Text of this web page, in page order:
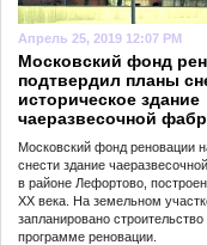
Апрель 25, 2019 12:07 PM
Московский фонд
подтвердил планы
историческое здание
чаеразвесочной
Московский фонд реновации
снести здание
в районе Лефортово,
XX века. На земельном
запланировано строительство
программе реновации.